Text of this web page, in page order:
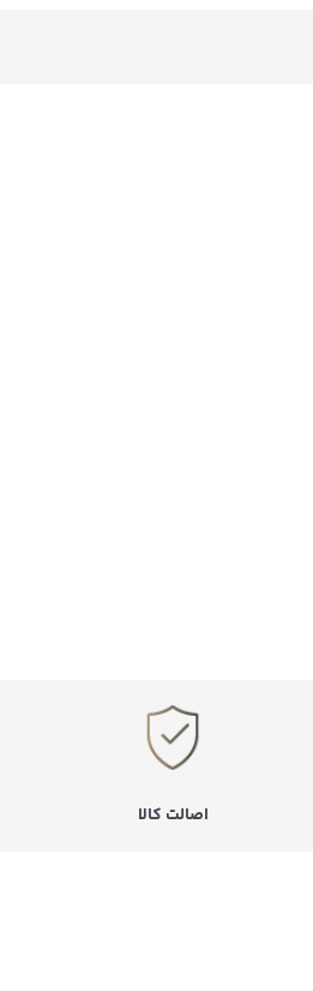
اصالت کالا